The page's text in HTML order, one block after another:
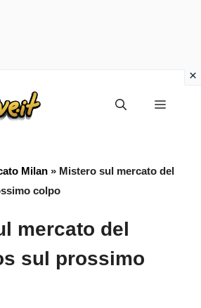
Menu
Milan » Mistero sul mercato del
colpo
mercato del
sul prossimo